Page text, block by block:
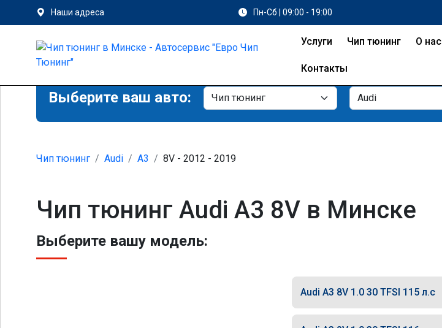
Наши адреса Пн-Сб | 09:00 - 19:00
Услуги Чип тюнинг О нас
Контакты
Выберите ваш авто:
Чип тюнинг Audi A3 8V - 2012 - 2019
Чип тюнинг Audi A3 8V в Минске
Выберите вашу модель:
Audi A3 8V 1.0 30 TFSI 115 л.с